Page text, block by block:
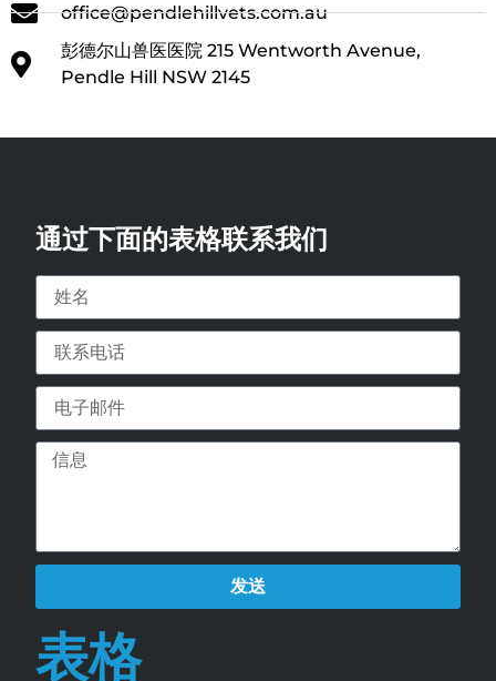
office@pendlehillvets.com.au
彭德尔山兽医医院 215 Wentworth Avenue,
Pendle Hill NSW 2145
通过下面的表格联系我们
发送
表格